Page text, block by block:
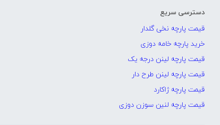
دسترسی سریع
قیمت پارچه نخی گلدار
خرید پارچه خامه دوزی
قیمت پارچه لینن درجه یک
قیمت پارچه لینن طرح دار
قیمت پارچه ژاکارد
قیمت پارچه لنین سوزن دوزی